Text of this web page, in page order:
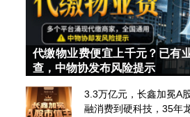
代缴物业费便宜上千元？已有
查，中物协发布风险提示
3.3万亿元，长鑫加冕A
融消费到硬科技，35年